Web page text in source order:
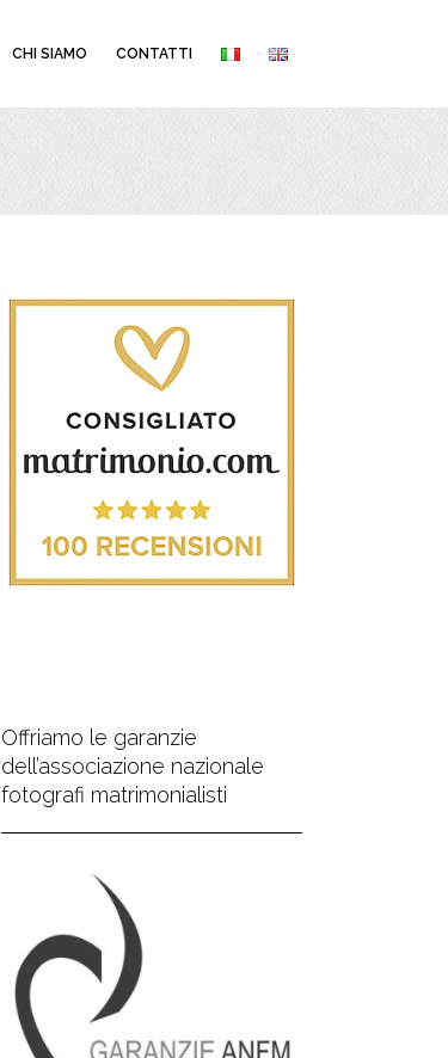
CHI SIAMO CONTATTI
Offriamo le garanzie
dell’associazione nazionale
fotografi matrimonialisti